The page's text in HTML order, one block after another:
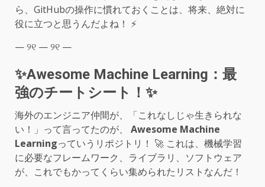
ら、GitHubの操作に慣れておくことは、将来、絶対に
役に立つと思うんだよね！ ⚡️
— ୨୧ — ୨୧ —
✨Awesome Machine Learning：最
強のチートシート！✨
海外のエンジニア仲間が、「これなしじゃ生きられな
い！」って言ってたのが、 Awesome Machine
Learningっていうリポジトリ！ 🚀 これは、機械学習
に必要なフレームワーク、ライブラリ、ソフトウェア
が、これでもかってくらい集められたリストなんだ！